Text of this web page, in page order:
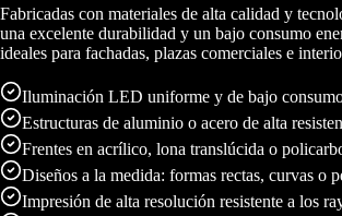
Fabricadas con materiales de alta calidad y
una excelente durabilidad y un bajo consumo
ideales para fachadas, plazas comerciales e
Iluminación LED uniforme y de bajo
Estructuras de aluminio o acero de alta
Frentes en acrílico, lona translúcida o
Diseños a la medida: formas rectas, curvas o
Impresión de alta resolución resistente a los